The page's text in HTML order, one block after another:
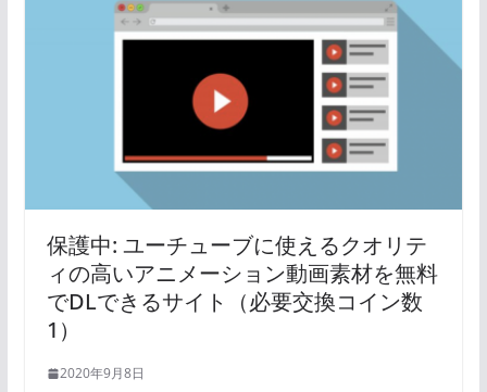
保護中: ユーチューブに使えるクオリテ
ィの高いアニメーション動画素材を無料
でDLできるサイト（必要交換コイン数
1）
2020年9月8日